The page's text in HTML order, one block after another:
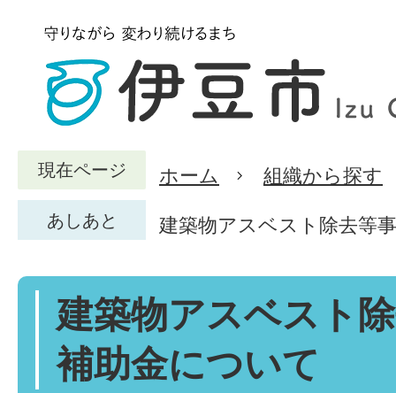
現在ページ ホーム 組織から探す
あしあと 建築物アスベスト除去等
建築物アスベスト
補助金について